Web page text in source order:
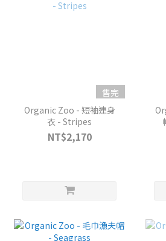
售完
Organic Zoo - 短袖連身
衣 - Stripes
NT$2,170